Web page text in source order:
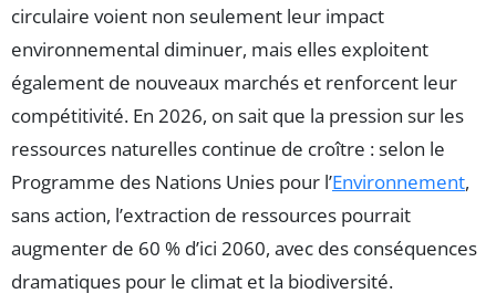
circulaire voient non seulement leur impact
environnemental diminuer, mais elles exploitent
également de nouveaux marchés et renforcent leur
compétitivité. En 2026, on sait que la pression sur les
ressources naturelles continue de croître : selon le
Programme des Nations Unies pour l’Environnement,
sans action, l’extraction de ressources pourrait
augmenter de 60 % d’ici 2060, avec des conséquences
dramatiques pour le climat et la biodiversité.